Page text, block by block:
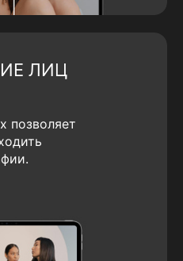
ЛИЦ
позволяет